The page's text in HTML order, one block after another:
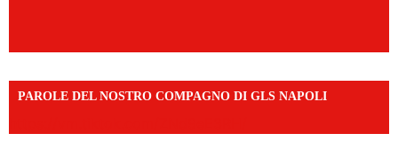
PAROLE DEL NOSTRO COMPAGNO DI GLS NAPOLI